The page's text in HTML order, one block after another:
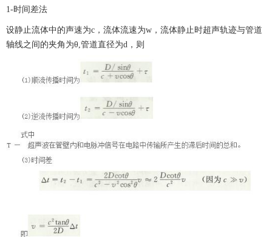
1-时间差法
设静止流体中的声速为c，流体流速为w，流体静止时超声轨迹与管道
轴线之间的夹角为θ,管道直径为d，则